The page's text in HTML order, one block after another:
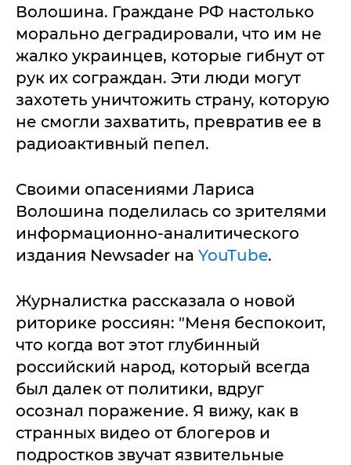
Волошина. Граждане РФ настолько
морально деградировали, что им не
жалко украинцев, которые гибнут от
рук их сограждан. Эти люди могут
захотеть уничтожить страну, которую
не смогли захватить, превратив ее в
радиоактивный пепел.
Своими опасениями Лариса
Волошина поделилась со зрителями
информационно-аналитического
издания Newsader на YouTube.
Журналистка рассказала о новой
риторике россиян: "Меня беспокоит,
что когда вот этот глубинный
российский народ, который всегда
был далек от политики, вдруг
осознал поражение. Я вижу, как в
странных видео от блогеров и
подростков звучат язвительные